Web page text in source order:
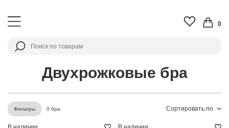
0
Двухрожковые бра
Сортировать по
Фильтры 0 бра